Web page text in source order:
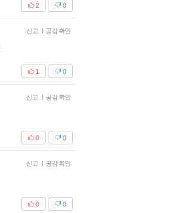
0
2
신고 | 공감 확인
0
1
신고 | 공감 확인
0
0
신고 | 공감 확인
0
0